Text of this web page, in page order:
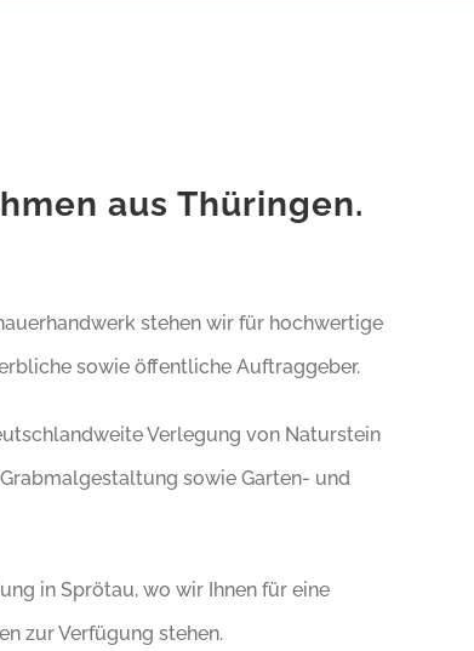
aus Thüringen.
stehen wir für hochwertige
sowie öffentliche Auftraggeber.
Verlegung von Naturstein
sowie Garten- und
in Sprötau, wo wir Ihnen für eine
zur Verfügung stehen.